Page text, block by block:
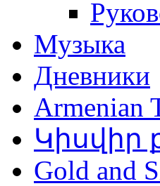
Музыка
Дневники
Armenian
Կիսվիր
Gold and